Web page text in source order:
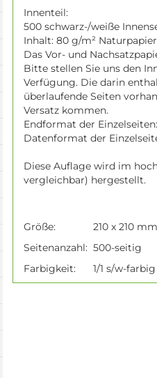
Innenteil:
500 schwarz-/weiße
Inhalt: 80 g/m²
Das Vor- und
Bitte stellen Sie uns den
Verfügung. Die darin
überlaufende Seiten
Versatz kommen.
Endformat der
Datenformat der
Diese Auflage wird im
vergleichbar) hergestellt.
Größe:
210 x 210 mm
Seitenanzahl: 500-seitig
Farbigkeit:
1/1 s/w-farbig